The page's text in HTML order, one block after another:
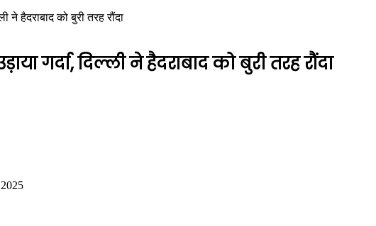
ने हैदराबाद को बुरी तरह रौंदा
गर्दा, दिल्ली ने हैदराबाद को बुरी तरह रौंदा